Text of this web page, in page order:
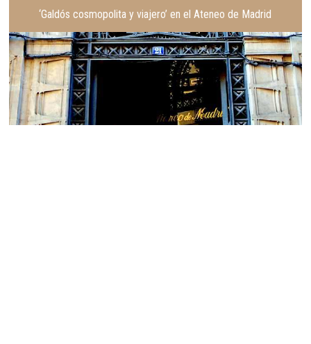
‘Galdós cosmopolita y viajero’ en el Ateneo de Madrid